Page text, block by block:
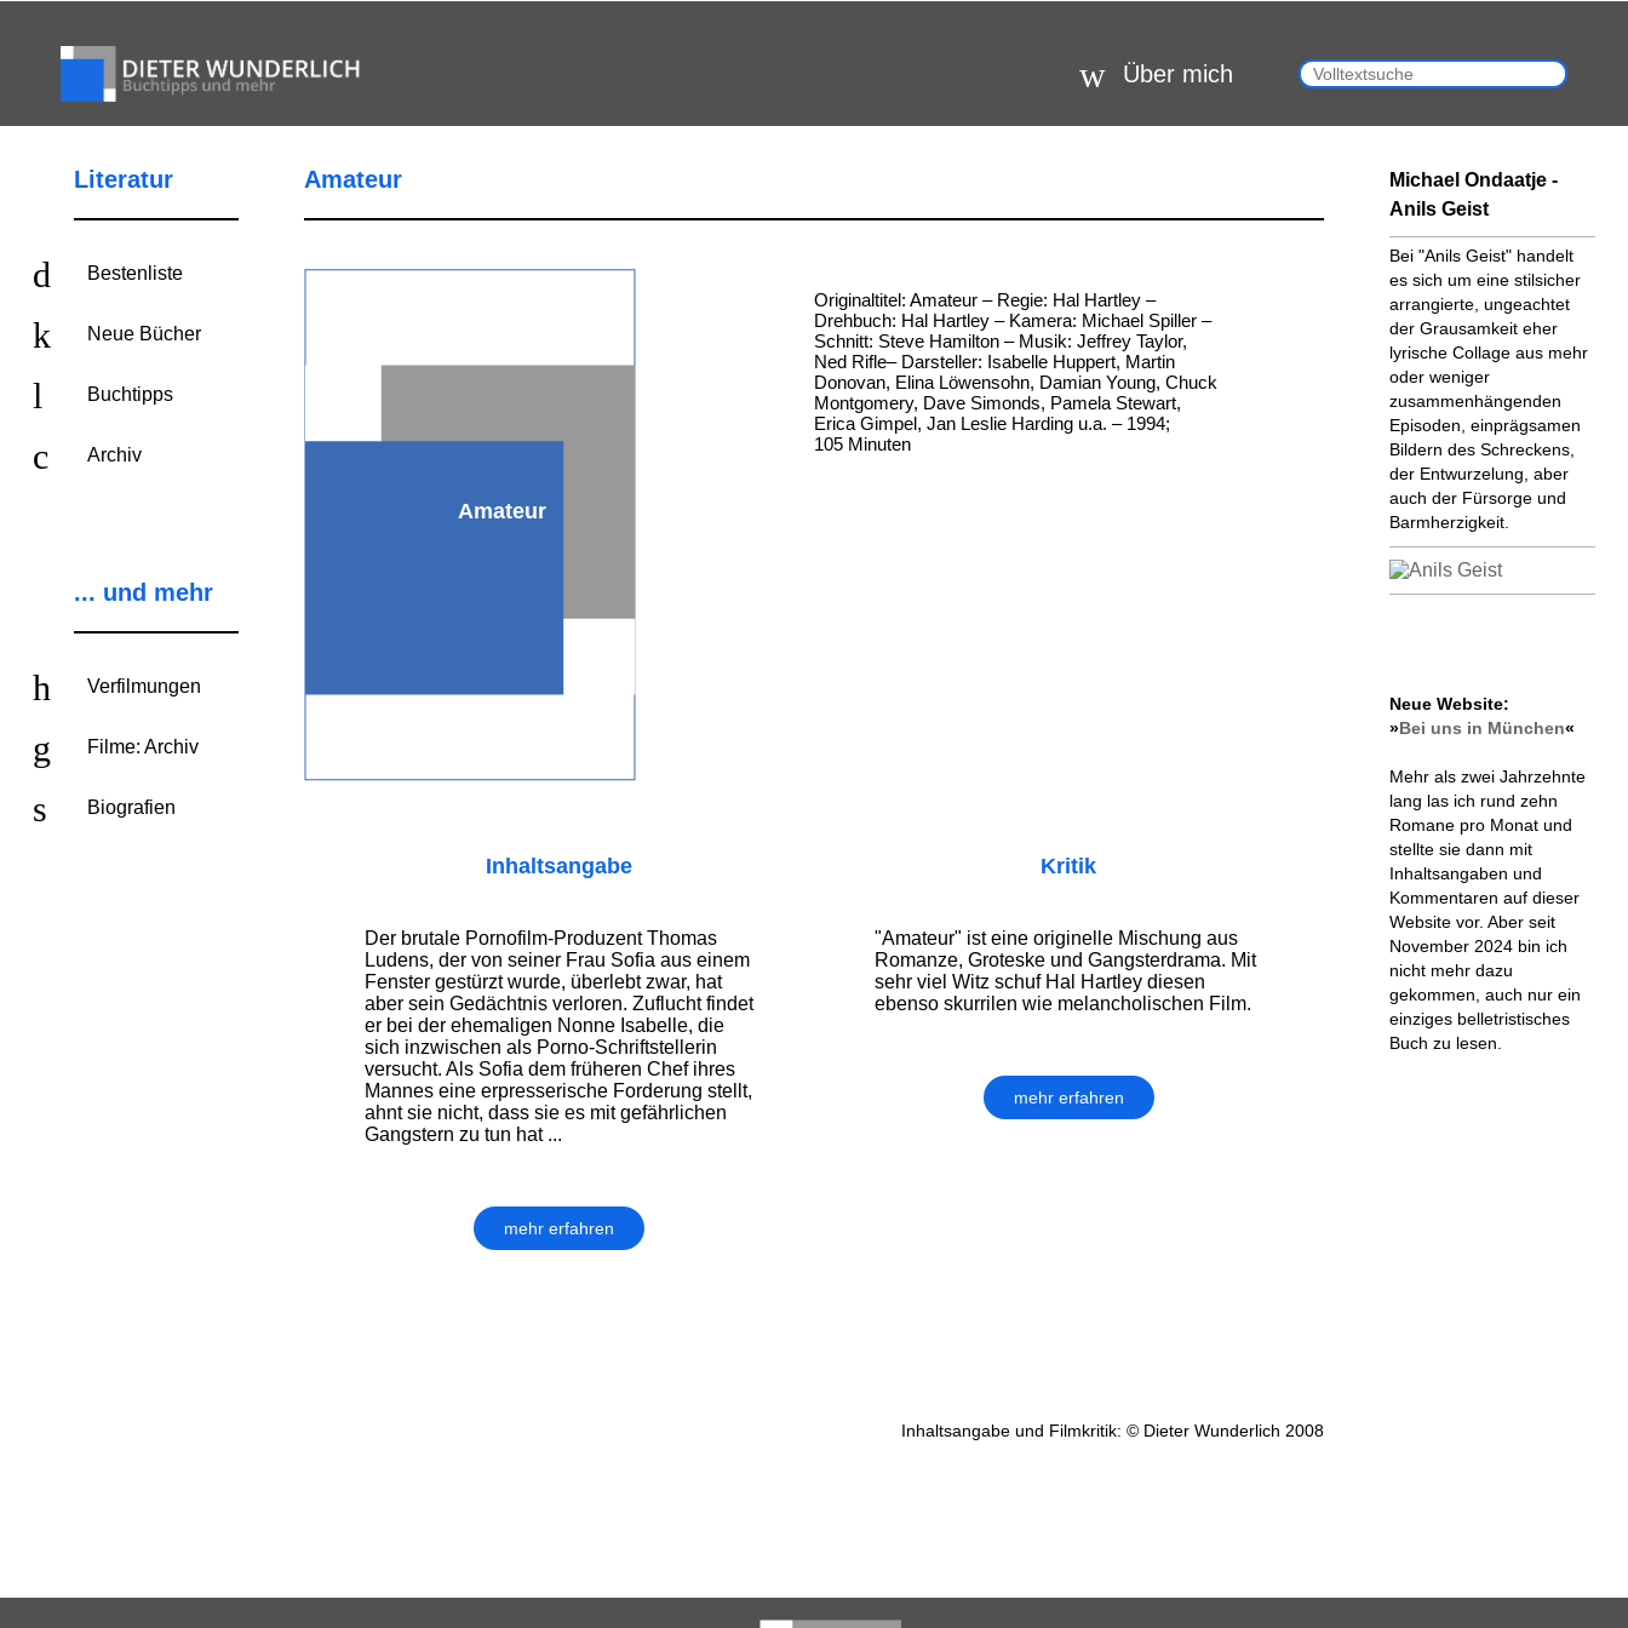
Über mich
Literatur
Bestenliste
Neue Bücher
Buchtipps
Archiv
... und mehr
Verfilmungen
Filme: Archiv
Biografien
Amateur
Amateur
Originaltitel: Amateur – Regie: Hal Hartley –
Drehbuch: Hal Hartley – Kamera: Michael Spiller –
Schnitt: Steve Hamilton – Musik: Jeffrey Taylor,
Ned Rifle– Darsteller: Isabelle Huppert, Martin
Donovan, Elina Löwensohn, Damian Young, Chuck
Montgomery, Dave Simonds, Pamela Stewart,
Erica Gimpel, Jan Leslie Harding u.a. – 1994;
105 Minuten
Inhaltsangabe
Der brutale Pornofilm-Produzent Thomas
Ludens, der von seiner Frau Sofia aus einem
Fenster gestürzt wurde, überlebt zwar, hat
aber sein Gedächtnis verloren. Zuflucht findet
er bei der ehemaligen Nonne Isabelle, die
sich inzwischen als Porno-Schriftstellerin
versucht. Als Sofia dem früheren Chef ihres
Mannes eine erpresserische Forderung stellt,
ahnt sie nicht, dass sie es mit gefährlichen
Gangstern zu tun hat ...
mehr erfahren
Kritik
"Amateur" ist eine originelle Mischung aus
Romanze, Groteske und Gangsterdrama. Mit
sehr viel Witz schuf Hal Hartley diesen
ebenso skurrilen wie melancholischen Film.
mehr erfahren
Inhaltsangabe und Filmkritik: © Dieter Wunderlich 2008
Michael Ondaatje -
Anils Geist
Bei "Anils Geist" handelt
es sich um eine stilsicher
arrangierte, ungeachtet
der Grausamkeit eher
lyrische Collage aus mehr
oder weniger
zusammenhängenden
Episoden, einprägsamen
Bildern des Schreckens,
der Entwurzelung, aber
auch der Fürsorge und
Barmherzigkeit.
Neue Website:
»Bei uns in München«
Mehr als zwei Jahrzehnte
lang las ich rund zehn
Romane pro Monat und
stellte sie dann mit
Inhaltsangaben und
Kommentaren auf dieser
Website vor. Aber seit
November 2024 bin ich
nicht mehr dazu
gekommen, auch nur ein
einziges belletristisches
Buch zu lesen.